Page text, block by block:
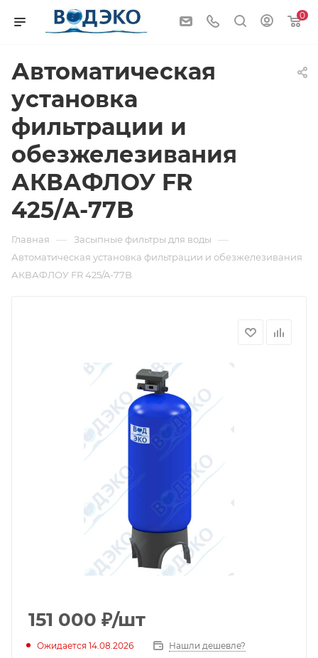
0
Автоматическая
установка
фильтрации и
обезжелезивания
АКВАФЛОУ FR
425/A-77B
Главная — Засыпные фильтры для воды —
Автоматическая установка фильтрации и обезжелезивания
АКВАФЛОУ FR 425/A-77B
151 000 ₽/шт
Ожидается 14.08.2026 Нашли дешевле?